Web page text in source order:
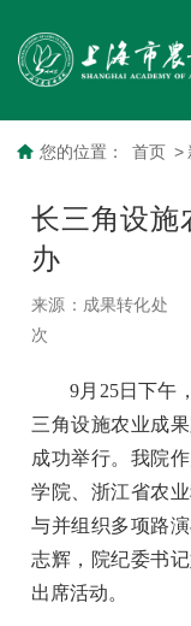
您的位置： 首页 >
长三角设施
办
来源：成果转化处
次
9月25日下午
三角设施农业成
成功举行。我院
学院、浙江省农
与并组织多项路
志辉，院纪委书
出席活动。